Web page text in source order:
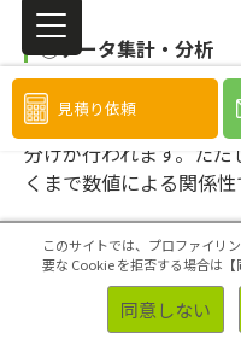
②データ集計・分析
アンケート等で集めたデ
を行います。ここで、デ
分けが行われます。た
くまで数値による関係性
③クラスターの解釈
クラスター分析でグル
どのような意味、理由
見積り依頼
このサイトでは、プロファイリ
要な Cookie を拒否する場合は【
同意しない